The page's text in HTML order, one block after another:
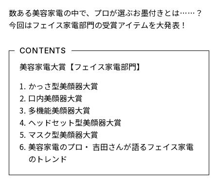
数ある美容家電の中で、プロが選ぶお墨付きとは……？
今回はフェイス家電部門の受賞アイテムを大発表！
CONTENTS
美容家電大賞【フェイス家電部門】
かっさ型美顔器大賞
口内美顔器大賞
多機能美顔器大賞
ヘッドセット型美顔器大賞
マスク型美顔器大賞
美容家電のプロ・ 吉田さんが語るフェイス家電
のトレンド